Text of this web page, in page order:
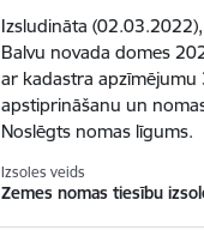
Izsludināta
Balvu novada domes
ar kadastra
apstiprināšanu un
Noslēgts nomas līgums.
Izsoles veids
Zemes nomas tiesību